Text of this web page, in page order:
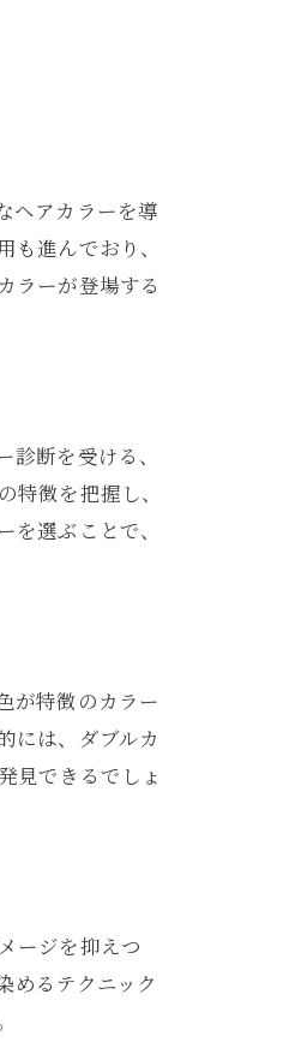
ヘアカラーを導
進んでおり、
ラーが登場する
断を受ける、
徴を把握し、
選ぶことで、
が特徴のカラー
には、ダブルカ
見できるでしょ
ージを抑えつ
めるテクニック